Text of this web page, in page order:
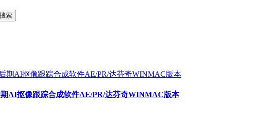
期AI抠像跟踪合成软件AE/PR/达芬奇WINMAC版本